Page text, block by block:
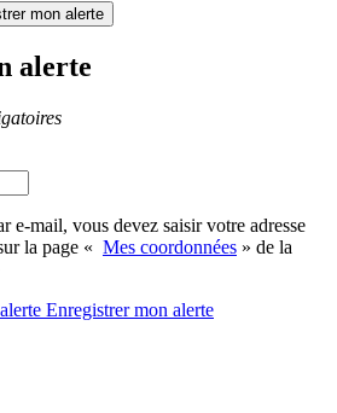
mon alerte
alerte
e-mail, vous devez saisir votre adresse
la page « Mes coordonnées » de la
Enregistrermon alerte